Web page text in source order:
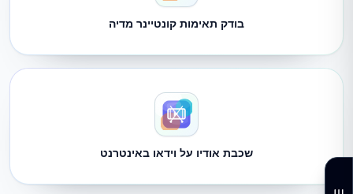
בודק תאימות קונטיינר מדיה
שכבת אודיו על וידאו באינטרנט